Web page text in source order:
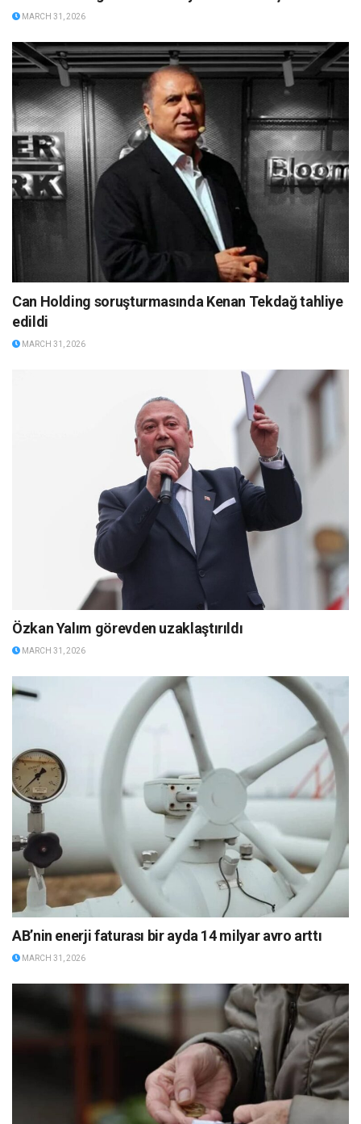
MARCH 31, 2026
Can Holding soruşturmasında Kenan Tekdağ tahliye
edildi
MARCH 31, 2026
Özkan Yalım görevden uzaklaştırıldı
MARCH 31, 2026
AB’nin enerji faturası bir ayda 14 milyar avro arttı
MARCH 31, 2026